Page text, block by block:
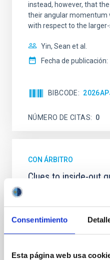
Consentimiento
Esta página web usa
instead, however, that
their angular momentum
with respect to the
Yin, Sean et al.
Fecha de publicación:
BIBCODE
NÚMERO DE CITAS 0
CON ÁRBITRO
Clues to inside-out
galaxies at 1.2 ≲ z
SUSPENSE
Spatially resolved stellar
insights into star-